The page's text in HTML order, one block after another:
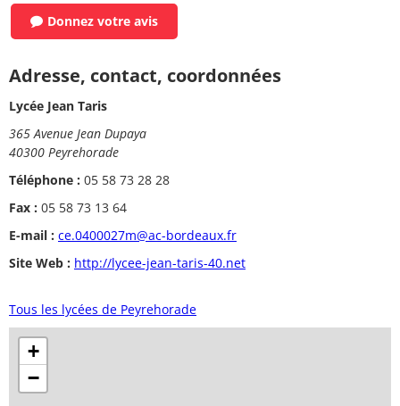
Donnez votre avis
Adresse, contact, coordonnées
Lycée Jean Taris
365 Avenue Jean Dupaya
40300 Peyrehorade
Téléphone : 05 58 73 28 28
Fax : 05 58 73 13 64
E-mail : ce.0400027m@ac-bordeaux.fr
Site Web : http://lycee-jean-taris-40.net
Tous les lycées de Peyrehorade
+
−